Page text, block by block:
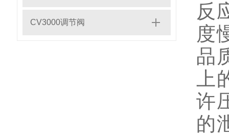
CV3000调节阀
反
度
品
许
的